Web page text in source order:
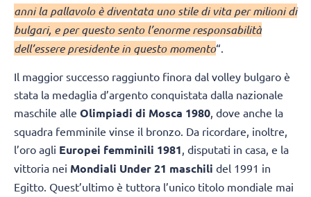
anni la pallavolo è diventata uno stile di vita per milioni di
bulgari, e per questo sento l’enorme responsabilità
dell’essere presidente in questo momento“.
Il maggior successo raggiunto finora dal volley bulgaro è
stata la medaglia d’argento conquistata dalla nazionale
maschile alle Olimpiadi di Mosca 1980, dove anche la
squadra femminile vinse il bronzo. Da ricordare, inoltre,
l’oro agli Europei femminili 1981, disputati in casa, e la
vittoria nei Mondiali Under 21 maschili del 1991 in
Egitto. Quest’ultimo è tuttora l’unico titolo mondiale mai